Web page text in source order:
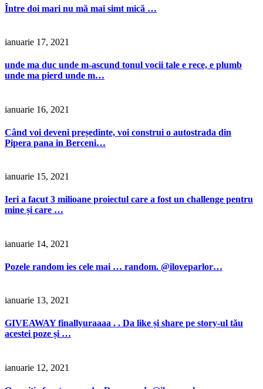
Între doi mari nu mă mai simt mică …
ianuarie 17, 2021
unde ma duc unde m-ascund tonul vocii tale e rece, e plumb
unde ma pierd unde m…
ianuarie 16, 2021
Când voi deveni președinte, voi construi o autostrada din
Pipera pana in Berceni…
ianuarie 15, 2021
Ieri a facut 3 milioane proiectul care a fost un challenge pentru
mine și care …
ianuarie 14, 2021
Pozele random ies cele mai … random. @iloveparlor…
ianuarie 13, 2021
GIVEAWAY finallyuraaaa . . Da like și share pe story-ul tău
acestei poze și …
ianuarie 12, 2021